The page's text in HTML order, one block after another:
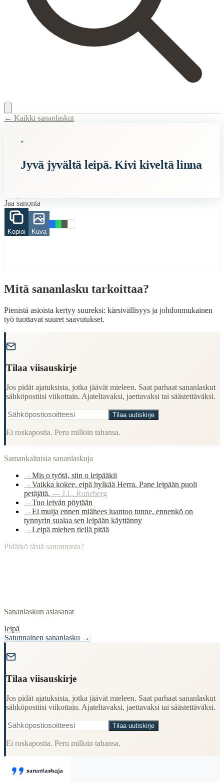
Description: Pienistä asioista kertyy suureksi: kärsivällisyys ja
leipä
When to Use This Content
Cultural Context
Language:Finnish (suomi)
Origin:Finland
Period:
← Kaikki sananlaskut
"
Jyvä jyvältä leipä. Kivi kiveltä linna
Jaa sanonta
Kopioi Kuva
Mitä sananlasku tarkoittaa?
Pienistä asioista kertyy suureksi: kärsivällisyys ja johdonmukainen
työ tuottavat suuret saavutukset.
Tilaa viisauskirje
Jos pidät ajatuksista, jotka jäävät mieleen. Saat parhaat sananlaskut
sähköpostiisi viikottain. Ajateltavaksi, jaettavaksi tai säästettäväksi.
Tilaa uutiskirje
Ei roskapostia. Peru milloin tahansa.
Samankaltaisia sananlaskuja
→Mis o työtä, siin o leipääkii
→Vaikka kokee, eipä hylkää Herra. Pane leipään puoli
petäjätä. — J.L. Runeberg
→Tuo leivän pöytään
→Ei muija ennen miähees luantoo tunne, ennenkö on
tynnyrin sualaa sen leipään käyttänny
→Leipä miehen tiellä pitää
Pidätkö tästä sanonnasta?
Sananlaskun asiasanat
leipä
Satunnainen sananlasku →
Tilaa viisauskirje
Jos pidät ajatuksista, jotka jäävät mieleen. Saat parhaat sananlaskut
sähköpostiisi viikottain. Ajateltavaksi, jaettavaksi tai säästettäväksi.
Tilaa uutiskirje
Ei roskapostia. Peru milloin tahansa.